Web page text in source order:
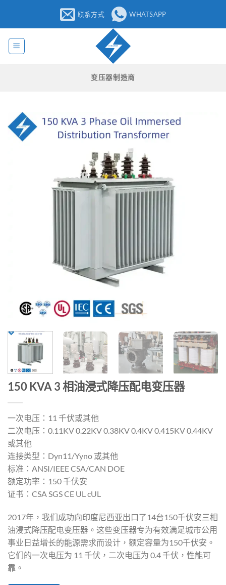
内
联系方式 WHATSAPP
变压器制造商
150 KVA 3 相油浸式降压配电变压器
一次电压：11 千伏或其他
二次电压：0.11KV 0.22KV 0.38KV 0.4KV 0.415KV 0.44KV
或其他
连接类型：Dyn11/Yyno 或其他
标准：ANSI/IEEE CSA/CAN DOE
额定功率：150 千伏安
证书：CSA SGS CE UL cUL
2017年，我们成功向印度尼西亚出口了14台150千伏安三相
油浸式降压配电变压器。这些变压器专为有效满足城市公用
事业日益增长的能源需求而设计，额定容量为150千伏安。
它们的一次电压为 11 千伏，二次电压为 0.4 千伏，性能可
靠。